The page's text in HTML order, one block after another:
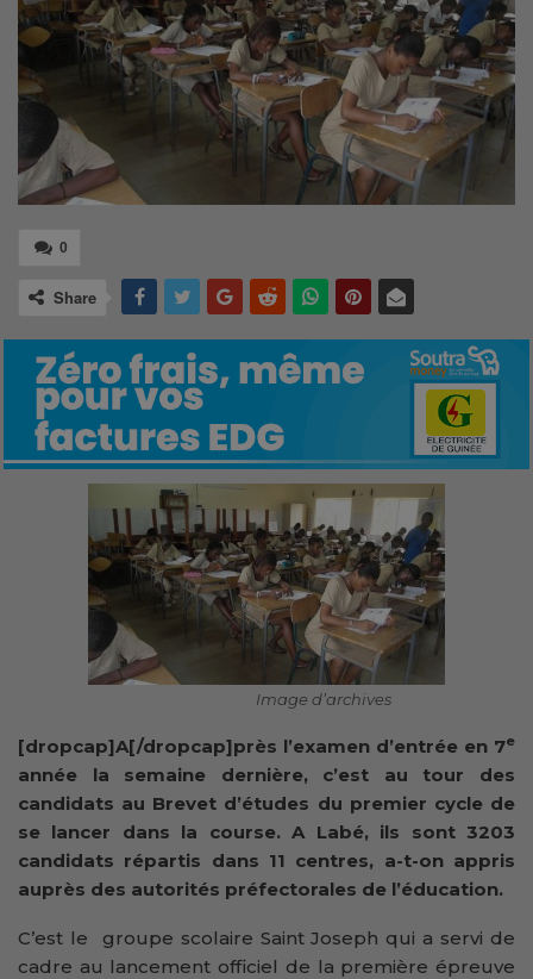
0
Share
Image d’archives
[dropcap]A[/dropcap]près l’examen d’entrée en 7e
année la semaine dernière, c’est au tour des
candidats au Brevet d’études du premier cycle de
se lancer dans la course. A Labé, ils sont 3203
candidats répartis dans 11 centres, a-t-on appris
auprès des autorités préfectorales de l’éducation.
C’est le groupe scolaire Saint Joseph qui a servi de
cadre au lancement officiel de la première épreuve